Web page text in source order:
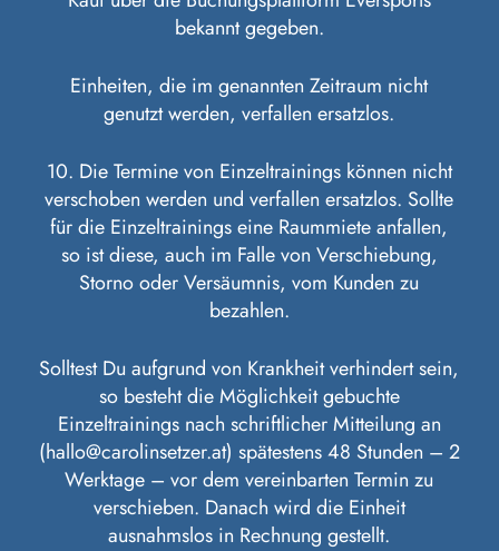
bekannt gegeben.
Einheiten, die im genannten Zeitraum nicht
genutzt werden, verfallen ersatzlos.
10. Die Termine von Einzeltrainings können nicht
verschoben werden und verfallen ersatzlos. Sollte
für die Einzeltrainings eine Raummiete anfallen,
so ist diese, auch im Falle von Verschiebung,
Storno oder Versäumnis, vom Kunden zu
bezahlen.
Solltest Du aufgrund von Krankheit verhindert sein,
so besteht die Möglichkeit gebuchte
Einzeltrainings nach schriftlicher Mitteilung an
(hallo@carolinsetzer.at) spätestens 48 Stunden – 2
Werktage – vor dem vereinbarten Termin zu
verschieben. Danach wird die Einheit
ausnahmslos in Rechnung gestellt.